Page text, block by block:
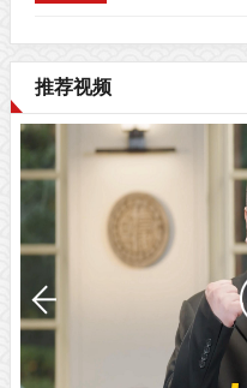
推荐视频